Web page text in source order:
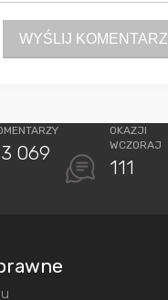
WYŚLIJ KOMENTARZ
069
OKAZJI
WCZORAJ
111